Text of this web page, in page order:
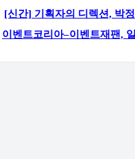
[신간] 기획자의 디렉션, 박
이벤트코리아–이벤트재팬,